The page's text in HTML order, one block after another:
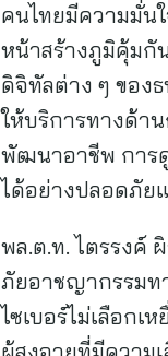
คนไทยมีความมั่น
หน้าสร้างภูมิคุ้มกั
ดิจิทัลต่าง ๆ ของ
ให้บริการทางด้า
พัฒนาอาชีพ การ
ได้อย่างปลอดภัย
พล.ต.ท. ไตรรงค์
ภัยอาชญากรรมท
ไซเบอร์ไม่เลือก